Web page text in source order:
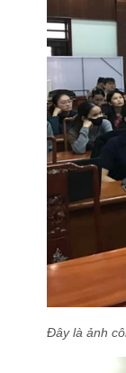
Đây là ảnh